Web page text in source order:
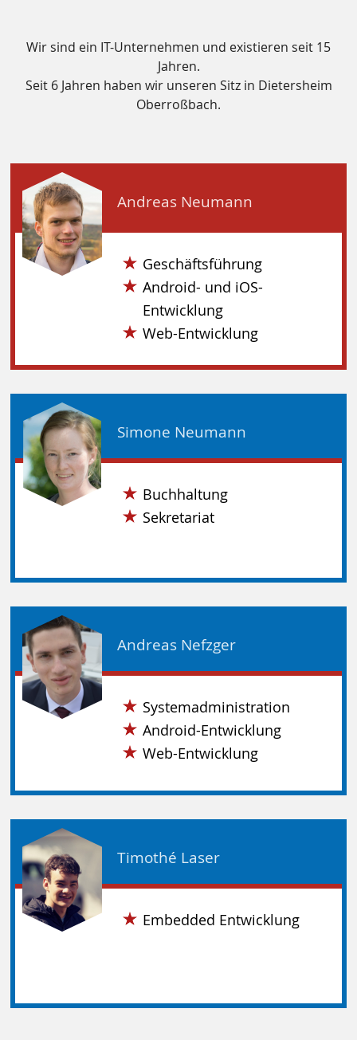
Wir sind ein IT-Unternehmen und existieren seit 15
Jahren.
Seit 6 Jahren haben wir unseren Sitz in Dietersheim
Oberroßbach.
Andreas Neumann
Geschäftsführung
Android- und iOS-
Entwicklung
Web-Entwicklung
Simone Neumann
Buchhaltung
Sekretariat
Andreas Nefzger
Systemadministration
Android-Entwicklung
Web-Entwicklung
Timothé Laser
Embedded Entwicklung